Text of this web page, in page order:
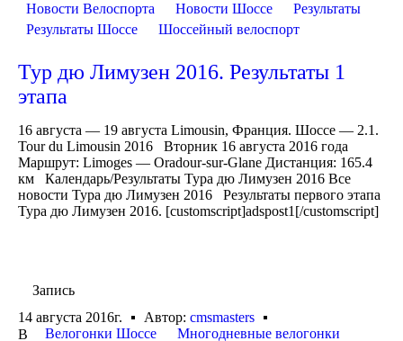
Новости Велоспорта
Новости Шоссе
Результаты
Результаты Шоссе
Шоссейный велоспорт
Тур дю Лимузен 2016. Результаты 1
этапа
16 августа — 19 августа Limousin, Франция. Шоссе — 2.1.
Tour du Limousin 2016 Вторник 16 августа 2016 года
Маршрут: Limoges — Oradour-sur-Glane Дистанция: 165.4
км Календарь/Результаты Тура дю Лимузен 2016 Все
новости Тура дю Лимузен 2016 Результаты первого этапа
Тура дю Лимузен 2016. [customscript]adspost1[/customscript]
Запись
14 августа 2016г.
Автор: cmsmasters
В
Велогонки Шоссе
Многодневные велогонки